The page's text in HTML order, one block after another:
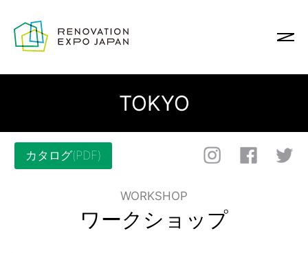
TOKYO
カタログ(PDF)
WORKSHOP
ワークショップ